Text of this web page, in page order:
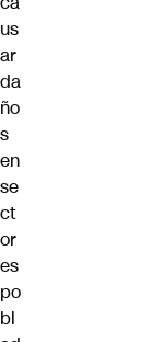
us
ar
da
ño
s
en
se
ct
or
es
po
bl